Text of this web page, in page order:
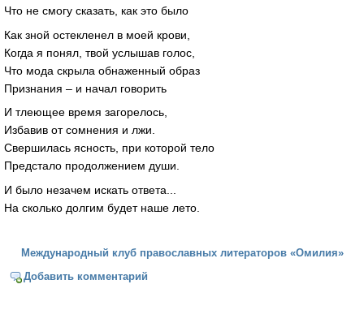
Что не смогу сказать, как это было
Как зной остекленел в моей крови,
Когда я понял, твой услышав голос,
Что мода скрыла обнаженный образ
Признания – и начал говорить
И тлеющее время загорелось,
Избавив от сомнения и лжи.
Свершилась ясность, при которой тело
Предстало продолжением души.
И было незачем искать ответа...
На сколько долгим будет наше лето.
Международный клуб православных литераторов «Омилия»
Добавить комментарий